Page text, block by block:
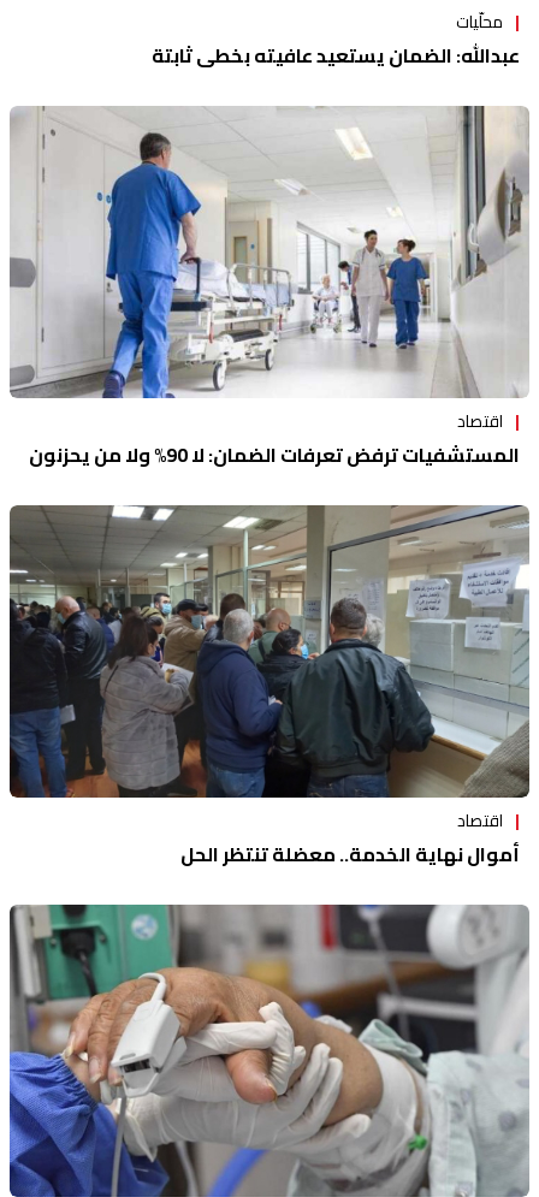
محلّيات
عبدالله: الضمان يستعيد عافيته بخطى ثابتة
اقتصاد
المستشفيات ترفض تعرفات الضمان: لا 90% ولا من يحزنون
اقتصاد
أموال نهاية الخدمة.. معضلة تنتظر الحل